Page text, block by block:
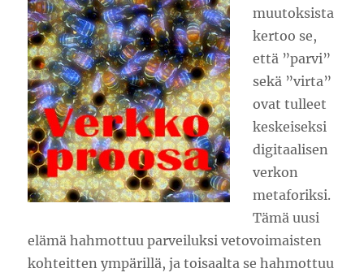
muutoksista
kertoo se,
että ”parvi”
sekä ”virta”
ovat tulleet
keskeiseksi
digitaalisen
verkon
metaforiksi.
Tämä uusi
elämä hahmottuu parveiluksi vetovoimaisten
kohteitten ympärillä, ja toisaalta se hahmottuu